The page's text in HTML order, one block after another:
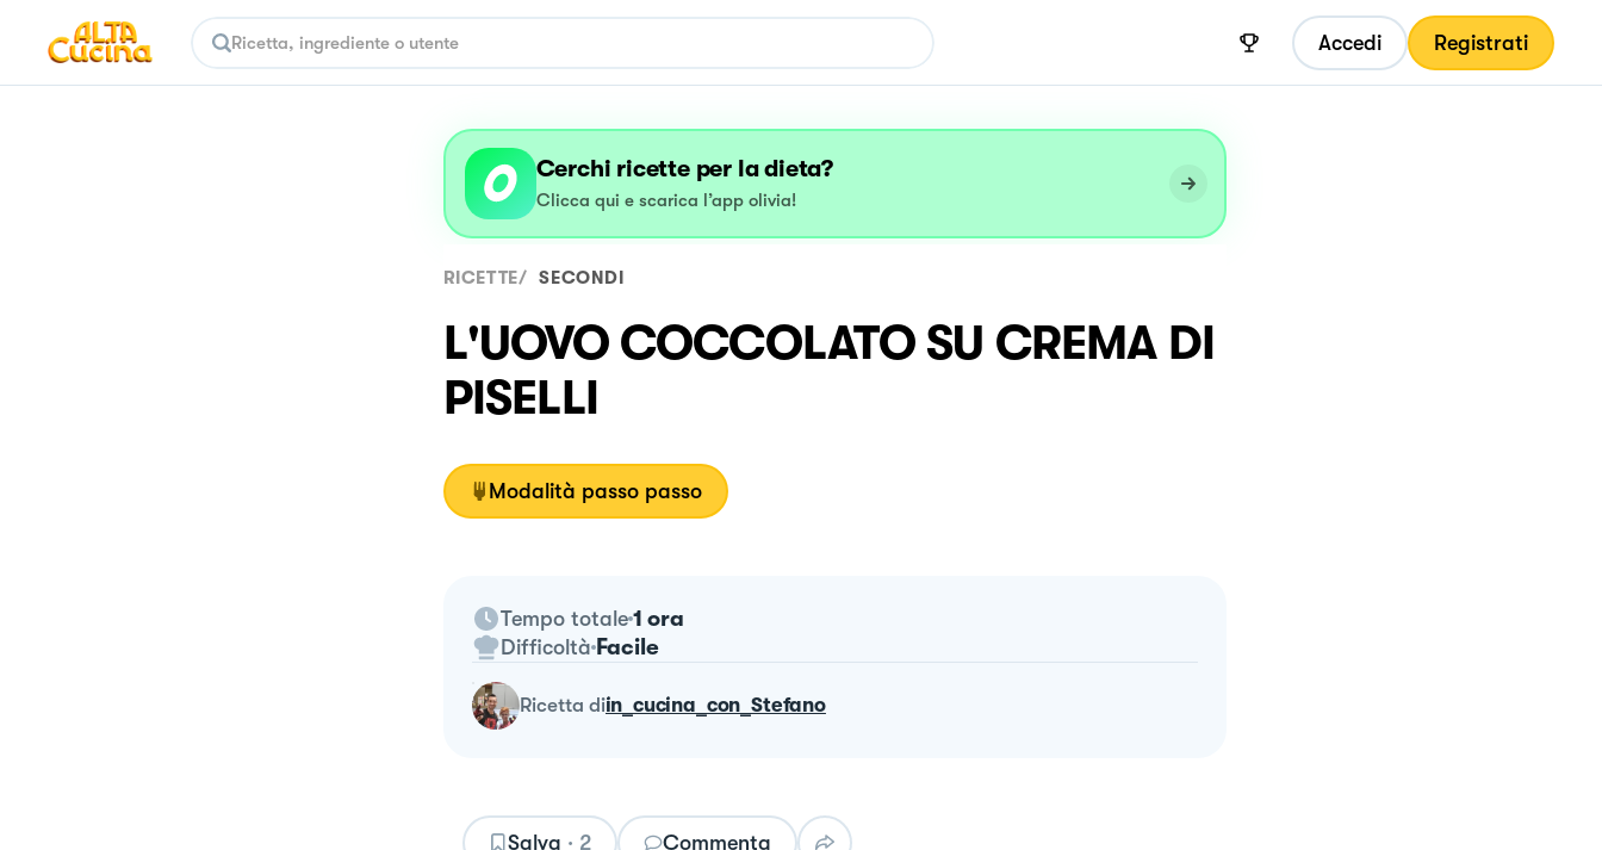
Accedi Registrati
Cerchi ricette per la dieta?
Clicca qui e scarica l’app olivia!
RICETTE/ SECONDI
L'UOVO COCCOLATO SU CREMA DI
PISELLI
Modalità passo passo
Tempo totale 1 ora
Difficoltà Facile
ricetta diin_cucina_con_Stefano
Salva · 2 Commenta